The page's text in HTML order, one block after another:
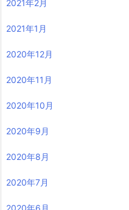
2021年2月
2021年1月
2020年12月
2020年11月
2020年10月
2020年9月
2020年8月
2020年7月